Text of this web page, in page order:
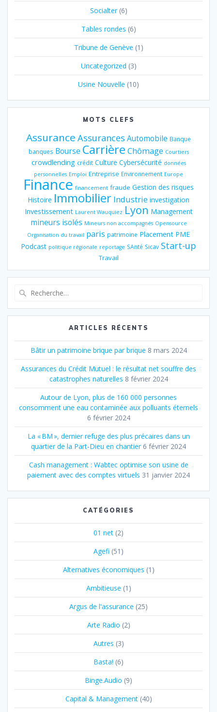
Socialter(6)
Tables rondes (6)
Tribune de Genève (1)
Uncategorized (3)
Usine Nouvelle (10)
MOTS CLEFS
Assurance Assurances Automobile Banque
banques Bourse Carrière Chômage Courtiers
crowdlending crédit Culture Cybersécurité données
personnelles Emploi Entreprise Environnement Europe
Finance financement fraude Gestion des risques
Histoire Immobilier Industrie investigation
Investissement Laurent Wauquiez Lyon Management
mineurs isolés Mineurs non accompagnés Opensource
Organisation du travail paris patrimoine Placement PME
Podcast politique régionale reportage SAnté Sicav Start-up
Travail
:
ARTICLES RÉCENTS
Bâtir un patrimoine brique par brique 8 mars 2024
Assurances du Crédit Mutuel : le résultat net souffre des
catastrophes naturelles 8 février 2024
Autour de Lyon, plus de 160 000 personnes
consomment une eau contaminée aux polluants éternels
6 février 2024
La « BM », dernier refuge des plus précaires dans un
quartier de la Part‐Dieu en chantier 6 février 2024
Cash management : Wabtec optimise son usine de
paiement avec des comptes virtuels 31 janvier 2024
CATÉGORIES
01 net (2)
Agefi (51)
Alternatives économiques (1)
Ambitieuse (1)
Argus de l'assurance (25)
Arte Radio (2)
Autres (3)
Basta! (6)
Binge.Audio (9)
Capital & Management(40)